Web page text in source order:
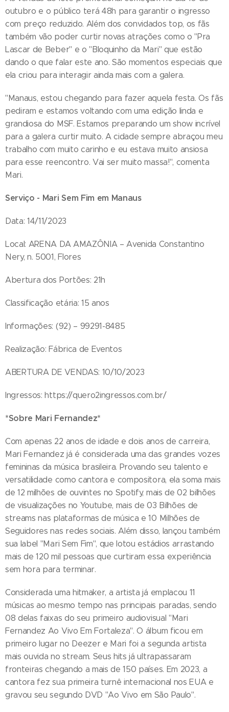
outubro e o público terá 48h para garantir o ingresso
com preço reduzido. Além dos convidados top, os fãs
também vão poder curtir novas atrações como o "Pra
Lascar de Beber" e o "Bloquinho da Mari" que estão
dando o que falar este ano. São momentos especiais que
ela criou para interagir ainda mais com a galera.
"Manaus, estou chegando para fazer aquela festa. Os fãs
pediram e estamos voltando com uma edição linda e
grandiosa do MSF. Estamos preparando um show incrível
para a galera curtir muito. A cidade sempre abraçou meu
trabalho com muito carinho e eu estava muito ansiosa
para esse reencontro. Vai ser muito massa!", comenta
Mari.
Serviço - Mari Sem Fim em Manaus
Data: 14/11/2023
Local: ARENA DA AMAZÔNIA – Avenida Constantino
Nery, n. 5001, Flores
Abertura dos Portões: 21h
Classificação etária: 15 anos
Informações: (92) – 99291-8485
Realização: Fábrica de Eventos
ABERTURA DE VENDAS: 10/10/2023
Ingressos: https://quero2ingressos.com.br/
*Sobre Mari Fernandez*
Com apenas 22 anos de idade e dois anos de carreira,
Mari Fernandez já é considerada uma das grandes vozes
femininas da música brasileira. Provando seu talento e
versatilidade como cantora e compositora, ela soma mais
de 12 milhões de ouvintes no Spotify, mais de 02 bilhões
de visualizações no Youtube, mais de 03 Bilhões de
streams nas plataformas de música e 10 Milhões de
Seguidores nas redes sociais. Além disso, lançou também
sua label "Mari Sem Fim", que lotou estádios arrastando
mais de 120 mil pessoas que curtiram essa experiência
sem hora para terminar.
Considerada uma hitmaker, a artista já emplacou 11
músicas ao mesmo tempo nas principais paradas, sendo
08 delas faixas do seu primeiro audiovisual "Mari
Fernandez Ao Vivo Em Fortaleza". O álbum ficou em
primeiro lugar no Deezer e Mari foi a segunda artista
mais ouvida no stream. Seus hits já ultrapassaram
fronteiras chegando a mais de 150 países. Em 2023, a
cantora fez sua primeira turnê internacional nos EUA e
gravou seu segundo DVD "Ao Vivo em São Paulo".